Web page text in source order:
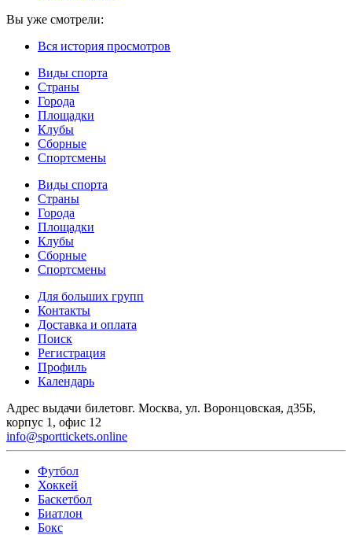
Вы уже смотрели:
Вся история просмотров
Виды спорта
Страны
Города
Площадки
Клубы
Сборные
Спортсмены
Виды спорта
Страны
Города
Площадки
Клубы
Сборные
Спортсмены
Для больших групп
Контакты
Доставка и оплата
Поиск
Регистрация
Профиль
Календарь
Адрес выдачи билетовг. Москва, ул. Воронцовская, д35Б,
корпус 1, офис 12
info@sporttickets.online
Футбол
Хоккей
Баскетбол
Биатлон
Бокс